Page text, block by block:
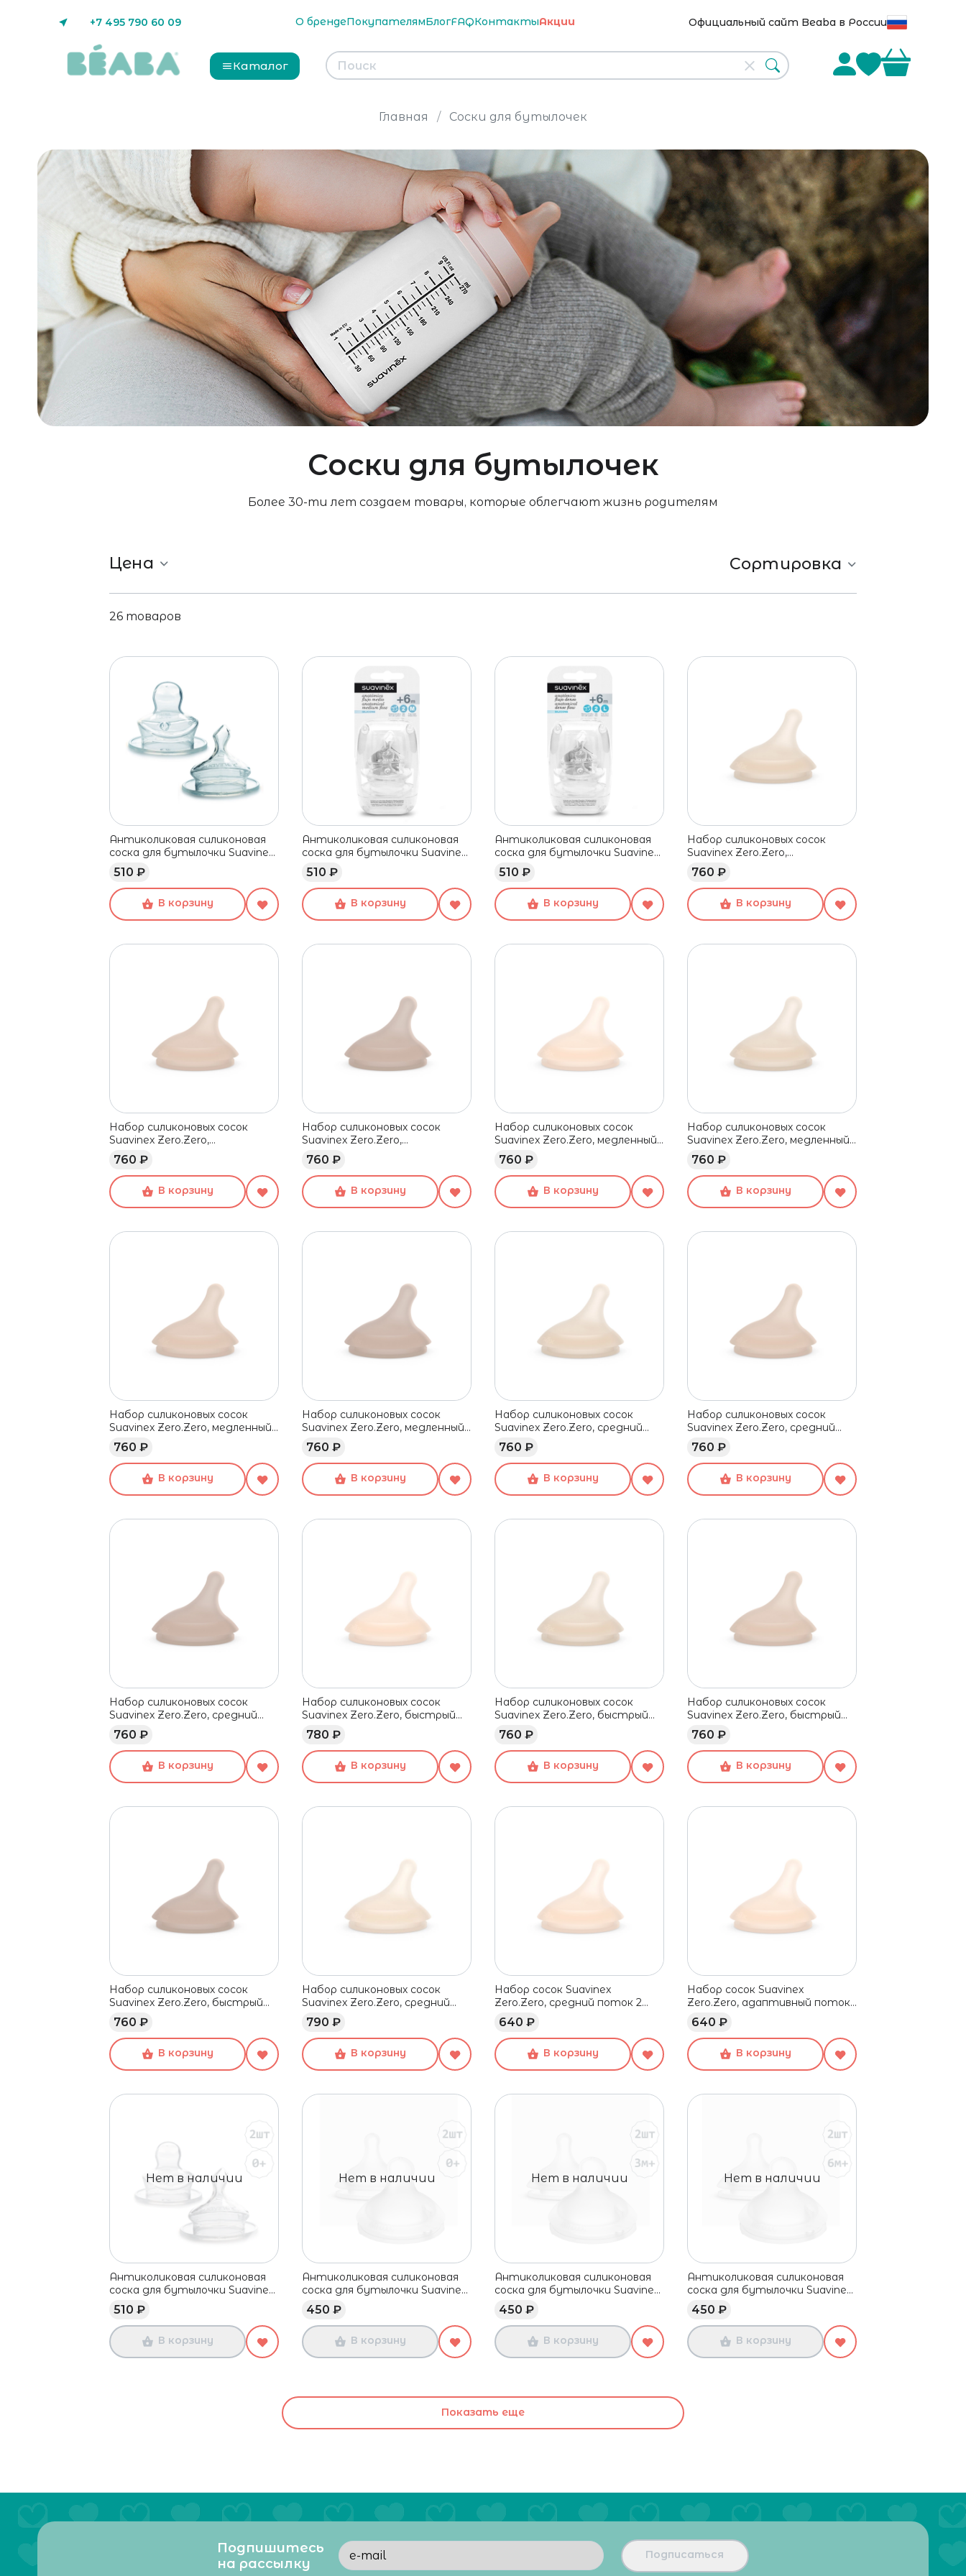
+7 495 790 60 09 О брендеПокупателямБлогFAQКонтактыАкции Официальный сайт Beaba в России
Каталог
Главная Соски для бутылочек
Соски для бутылочек
Более 30-ти лет создаем товары, которые облегчают жизнь родителям
Цена Сортировка
26 товаров
Антиколиковая силиконовая
соска для бутылочки Suavinex,
средний поток, 0+ мес, 2 шт
510 ₽
В корзину
Антиколиковая силиконовая
соска для бутылочки Suavinex,
средний поток, 6+ мес, 2 шт
510 ₽
В корзину
Антиколиковая силиконовая
соска для бутылочки Suavinex,
быстрый поток, 6+ мес, 2 шт
510 ₽
В корзину
Набор силиконовых сосок
Suavinex Zero.Zero,
адаптивный поток, 0+ мес, 2
шт
760 ₽
В корзину
Набор силиконовых сосок
Suavinex Zero.Zero,
адаптивный поток, 0+ мес, 2
шт
760 ₽
В корзину
Набор силиконовых сосок
Suavinex Zero.Zero,
адаптивный поток, 0+ мес, 2
шт
760 ₽
В корзину
Набор силиконовых сосок
Suavinex Zero.Zero, медленный
поток, 0+ мес, 2 шт
760 ₽
В корзину
Набор силиконовых сосок
Suavinex Zero.Zero, медленный
поток, 0+ мес, 2 шт
760 ₽
В корзину
Набор силиконовых сосок
Suavinex Zero.Zero, медленный
поток, 0+ мес, 2 шт
760 ₽
В корзину
Набор силиконовых сосок
Suavinex Zero.Zero, медленный
поток, 0+ мес, 2 шт
760 ₽
В корзину
Набор силиконовых сосок
Suavinex Zero.Zero, средний
поток, 3+ мес, 2 шт
760 ₽
В корзину
Набор силиконовых сосок
Suavinex Zero.Zero, средний
поток, 3+ мес, 2 шт
760 ₽
В корзину
Набор силиконовых сосок
Suavinex Zero.Zero, средний
поток, 3+ мес, 2 шт
760 ₽
В корзину
Набор силиконовых сосок
Suavinex Zero.Zero, быстрый
поток, 6+ мес, 2 шт
780 ₽
В корзину
Набор силиконовых сосок
Suavinex Zero.Zero, быстрый
поток, 6+ мес, 2 шт
760 ₽
В корзину
Набор силиконовых сосок
Suavinex Zero.Zero, быстрый
поток, 6+ мес, 2 шт
760 ₽
В корзину
Набор силиконовых сосок
Suavinex Zero.Zero, быстрый
поток, 6+ мес, 2 шт
760 ₽
В корзину
Набор силиконовых сосок
Suavinex Zero.Zero, средний
поток 2 шт., 3+
790 ₽
В корзину
Набор сосок Suavinex
Zero.Zero, средний поток 2
шт., 3+
640 ₽
В корзину
Набор сосок Suavinex
Zero.Zero, адаптивный поток,
2 шт, 0+
640 ₽
В корзину
Нет в наличии
Антиколиковая силиконовая
соска для бутылочки Suavinex,
медленный поток, 0-6 мес, 2
шт
510 ₽
В корзину
Нет в наличии
Антиколиковая силиконовая
соска для бутылочки Suavinex,
медленный поток, 0+ мес, 2
шт
450 ₽
В корзину
Нет в наличии
Антиколиковая силиконовая
соска для бутылочки Suavinex,
средний поток, 3+ мес, 2 шт
450 ₽
В корзину
Нет в наличии
Антиколиковая силиконовая
соска для бутылочки Suavinex,
быстрый поток, 6+ мес, 2 шт
450 ₽
В корзину
Показать еще
Подпишитесь
на рассылку
Подписаться